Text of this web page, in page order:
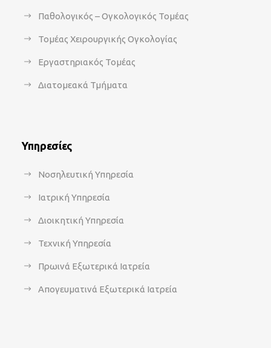
Παθολογικός – Ογκολογικός Τομέας
Τομέας Χειρουργικής Ογκολογίας
Εργαστηριακός Τομέας
Διατομεακά Τμήματα
Υπηρεσίες
Νοσηλευτική Υπηρεσία
Ιατρική Υπηρεσία
Διοικητική Υπηρεσία
Τεχνική Υπηρεσία
Πρωινά Εξωτερικά Ιατρεία
Απογευματινά Εξωτερικά Ιατρεία